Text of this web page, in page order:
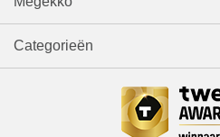
Categorieën